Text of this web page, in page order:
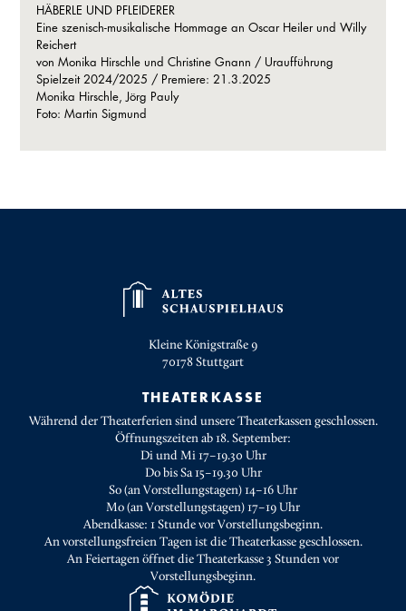
HÄBERLE UND PFLEIDERER
Eine szenisch-musikalische Hommage an Oscar Heiler und Willy
Reichert
von Monika Hirschle und Christine Gnann / Uraufführung
Spielzeit 2024/2025 / Premiere: 21.3.2025
Monika Hirschle, Jörg Pauly
Foto: Martin Sigmund
Kleine Königstraße 9
70178Stuttgart
THEATERKASSE
Während der Theaterferien sind unsere Theaterkassen geschlossen.
Öffnungszeiten ab 18. September:
Di und Mi 17–19.30 Uhr
Do bis Sa 15–19.30 Uhr
So (an Vorstellungstagen) 14–16 Uhr
Mo (an Vorstellungstagen) 17–19 Uhr
Abendkasse: 1 Stunde vor Vorstellungsbeginn.
An vorstellungsfreien Tagen ist die Theaterkasse geschlossen.
An Feiertagen öffnet die Theaterkasse 3 Stunden vor
Vorstellungsbeginn.